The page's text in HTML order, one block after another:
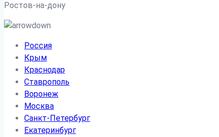
Ростов-на-дону
Россия
Крым
Краснодар
Ставрополь
Воронеж
Москва
Санкт-Петербург
Екатеринбург